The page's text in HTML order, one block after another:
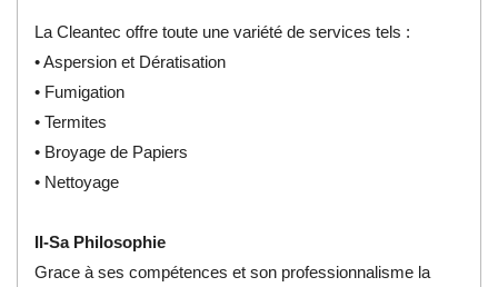
La Cleantec offre toute une variété de services tels :
• Aspersion et Dératisation
• Fumigation
• Termites
• Broyage de Papiers
• Nettoyage
II-Sa Philosophie
Grace à ses compétences et son professionnalisme la